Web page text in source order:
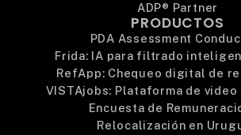
ADP® Partner
PRODUCTOS
PDA Assessment
Frida: IA para filtrado
RefApp: Chequeo digital de
VISTAjobs: Plataforma de
Encuesta de
Relocalización en